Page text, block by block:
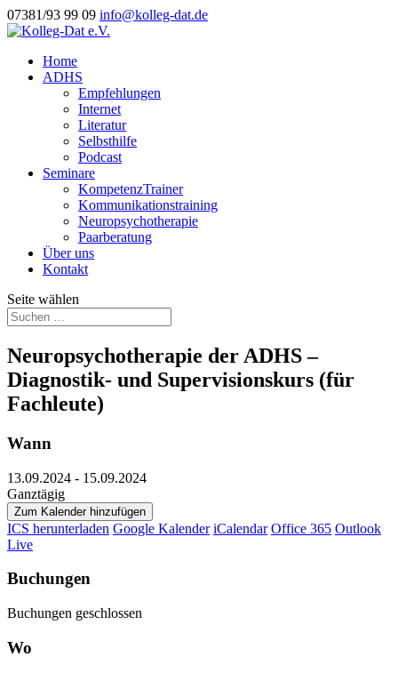
07381/93 99 09 info@kolleg-dat.de
Home
ADHS
Empfehlungen
Internet
Literatur
Selbsthilfe
Podcast
Seminare
KompetenzTrainer
Kommunikationstraining
Neuropsychotherapie
Paarberatung
Über uns
Kontakt
Seite wählen
Neuropsychotherapie der ADHS –
Diagnostik- und Supervisionskurs (für
Fachleute)
Wann
13.09.2024 - 15.09.2024
Ganztägig
Zum Kalender hinzufügen
ICS herunterladen Google Kalender iCalendar Office 365 Outlook
Live
Buchungen
Buchungen geschlossen
Wo